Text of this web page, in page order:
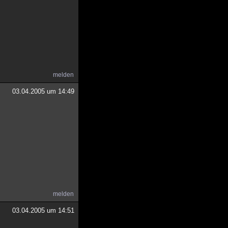
melden
03.04.2005 um 14:49
melden
03.04.2005 um 14:51